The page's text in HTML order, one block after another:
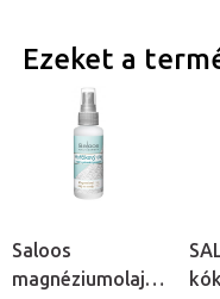
Ezeket a
Saloos
magnéziumolaj